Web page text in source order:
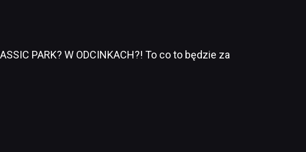
PARK? W ODCINKACH?! To co to będzie za